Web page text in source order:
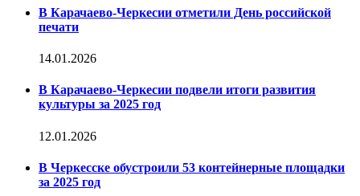
В Карачаево-Черкесии отметили День российской
печати
14.01.2026
В Карачаево-Черкесии подвели итоги развития
культуры за 2025 год
12.01.2026
В Черкесске обустроили 53 контейнерные площадки
за 2025 год